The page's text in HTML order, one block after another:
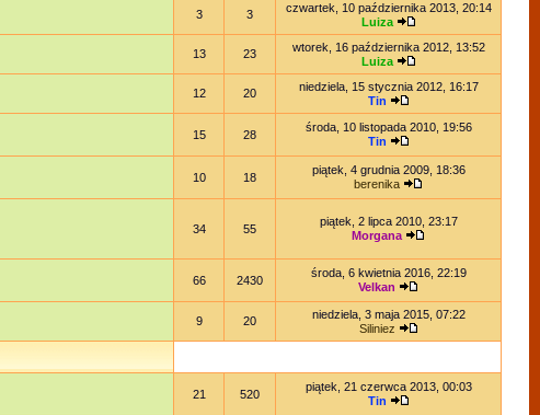
3 3
czwartek, 10 października 2013, 20:14
Luiza
13 23
wtorek, 16 października 2012, 13:52
Luiza
12 20
niedziela, 15 stycznia 2012, 16:17
Tin
15 28
środa, 10 listopada 2010, 19:56
Tin
10 18
piątek, 4 grudnia 2009, 18:36
berenika
34 55
piątek, 2 lipca 2010, 23:17
Morgana
66 2430
środa, 6 kwietnia 2016, 22:19
Velkan
9 20
niedziela, 3 maja 2015, 07:22
Siliniez
21 520
piątek, 21 czerwca 2013, 00:03
Tin